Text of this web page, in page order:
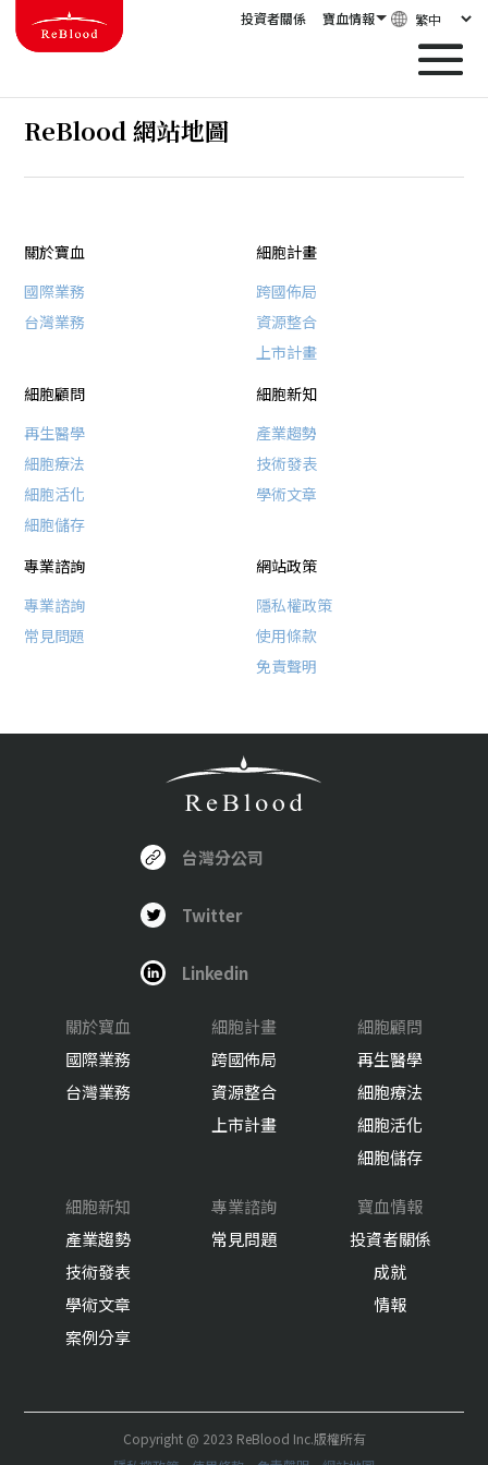
投資者關係 寶血情報
ReBlood 網站地圖
關於寶血
國際業務
台灣業務
細胞計畫
跨國佈局
資源整合
上市計畫
細胞顧問
再生醫學
細胞療法
細胞活化
細胞儲存
細胞新知
產業趨勢
技術發表
學術文章
專業諮詢
專業諮詢
常見問題
網站政策
隱私權政策
使用條款
免責聲明
台灣分公司
Twitter
Linkedin
關於寶血
國際業務
台灣業務
細胞計畫
跨國佈局
資源整合
上市計畫
細胞顧問
再生醫學
細胞療法
細胞活化
細胞儲存
細胞新知
產業趨勢
技術發表
學術文章
案例分享
專業諮詢
常見問題
寶血情報
投資者關係
成就
情報
Copyright @ 2023 ReBlood Inc.版權所有